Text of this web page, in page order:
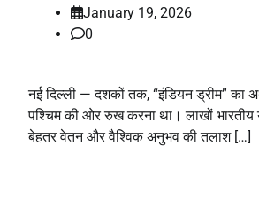
January 19, 2026
0
नई दिल्ली — दशकों तक, “इंडियन ड्रीम” का
पश्चिम की ओर रुख करना था। लाखों भारतीय
बेहतर वेतन और वैश्विक अनुभव की तलाश […]